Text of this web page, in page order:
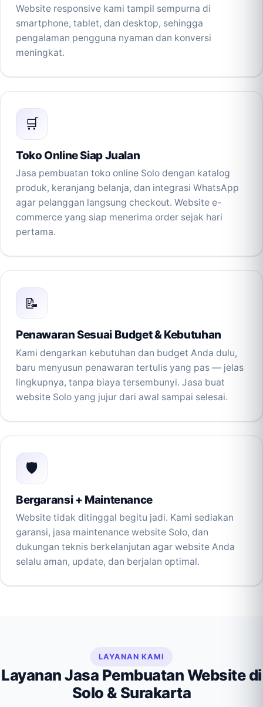
Website responsive kami tampil sempurna di
smartphone, tablet, dan desktop, sehingga
pengalaman pengguna nyaman dan konversi
meningkat.
🛒
Toko Online Siap Jualan
Jasa pembuatan toko online Solo dengan katalog
produk, keranjang belanja, dan integrasi WhatsApp
agar pelanggan langsung checkout. Website e-
commerce yang siap menerima order sejak hari
pertama.
📝
Penawaran Sesuai Budget & Kebutuhan
Kami dengarkan kebutuhan dan budget Anda dulu,
baru menyusun penawaran tertulis yang pas — jelas
lingkupnya, tanpa biaya tersembunyi. Jasa buat
website Solo yang jujur dari awal sampai selesai.
🛡️
Bergaransi + Maintenance
Website tidak ditinggal begitu jadi. Kami sediakan
garansi, jasa maintenance website Solo, dan
dukungan teknis berkelanjutan agar website Anda
selalu aman, update, dan berjalan optimal.
LAYANAN KAMI
Layanan Jasa Pembuatan Website di
Solo & Surakarta